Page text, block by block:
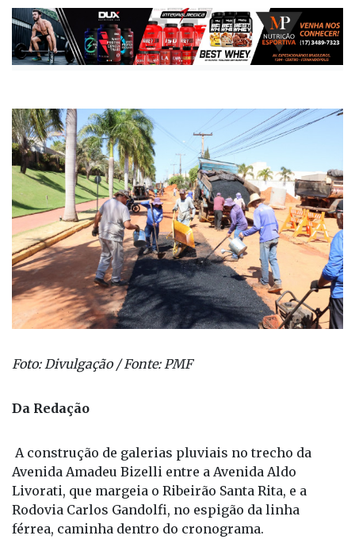
Foto: Divulgação / Fonte: PMF
Da Redação
A construção de galerias pluviais no trecho da
Avenida Amadeu Bizelli entre a Avenida Aldo
Livorati, que margeia o Ribeirão Santa Rita, e a
Rodovia Carlos Gandolfi, no espigão da linha
férrea, caminha dentro do cronograma.